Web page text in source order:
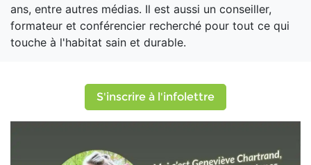
ans, entre autres médias. Il est aussi un conseiller,
formateur et conférencier recherché pour tout ce qui
touche à l'habitat sain et durable.
S'inscrire à l'infolettre